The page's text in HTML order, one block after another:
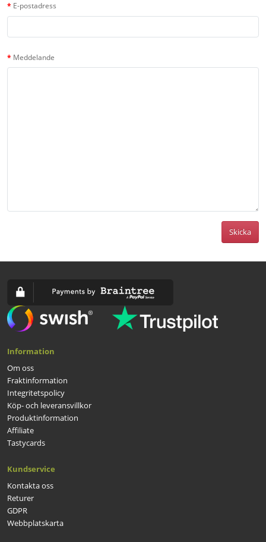
E-postadress
Meddelande
Skicka
Information
Om oss
Fraktinformation
Integritetspolicy
Köp- och leveransvillkor
Produktinformation
Affiliate
Tastycards
Kundservice
Kontakta oss
Returer
GDPR
Webbplatskarta